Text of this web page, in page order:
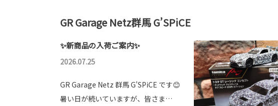
GR Garage Netz群馬 G’SPiCE
✨新商品の入荷ご案内✨
2026.07.25
GR Garage Netz 群馬 G'SPiCE です😊
暑い日が続いていますが、皆さま…